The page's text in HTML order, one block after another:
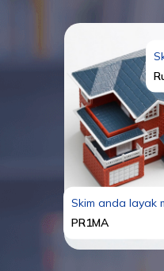
Skim anda layak
PR1MA